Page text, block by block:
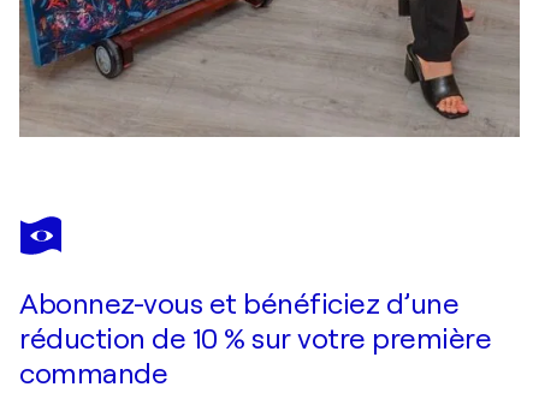
Abonnez-vous et bénéficiez d’une
réduction de 10 % sur votre première
commande